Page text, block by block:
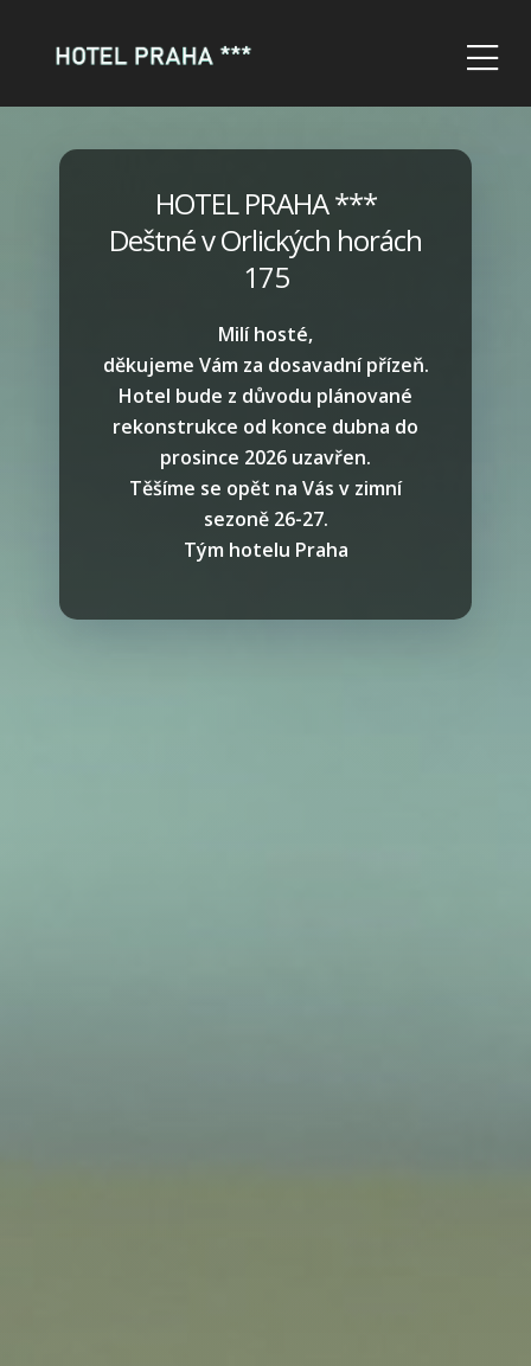
HOTEL PRAHA ***
Deštné v Orlických horách
175
Milí hosté,
děkujeme Vám za dosavadní přízeň.
Hotel bude z důvodu plánované
rekonstrukce od konce dubna do
prosince 2026 uzavřen.
Těšíme se opět na Vás v zimní
sezoně 26-27.
Tým hotelu Praha